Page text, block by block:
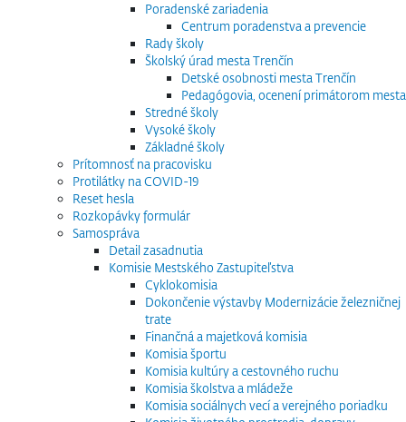
Poradenské zariadenia
Centrum poradenstva a prevencie
Rady školy
Školský úrad mesta Trenčín
Detské osobnosti mesta Trenčín
Pedagógovia, ocenení primátorom mesta
Stredné školy
Vysoké školy
Základné školy
Prítomnosť na pracovisku
Protilátky na COVID-19
Reset hesla
Rozkopávky formulár
Samospráva
Detail zasadnutia
Komisie Mestského Zastupiteľstva
Cyklokomisia
Dokončenie výstavby Modernizácie železničnej
trate
Finančná a majetková komisia
Komisia športu
Komisia kultúry a cestovného ruchu
Komisia školstva a mládeže
Komisia sociálnych vecí a verejného poriadku